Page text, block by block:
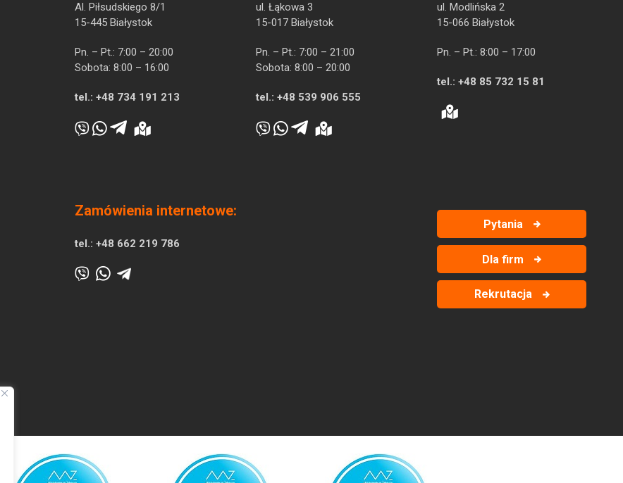
Al. Piłsudskiego 8/1
15-445 Białystok
Pn. – Pt.: 7:00 – 20:00
Sobota: 8:00 – 16:00
tel.: +48 734 191 213
ul. Łąkowa 3
15-017 Białystok
Pn. – Pt.: 7:00 – 21:00
Sobota: 8:00 – 20:00
tel.: +48 539 906 555
ul. Modlińska 2
15-066 Białystok
Pn. – Pt.: 8:00 – 17:00
tel.: +48 85 732 15 81
Zamówienia internetowe:
tel.: +48 662 219 786
Pytania
Dla firm
Rekrutacja